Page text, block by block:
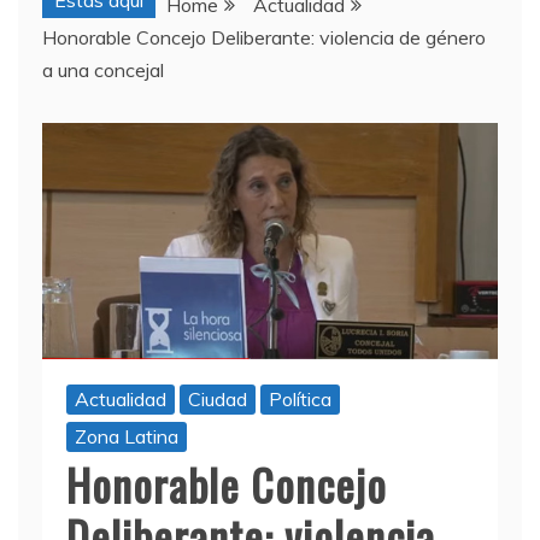
Home
Actualidad
Honorable Concejo Deliberante: violencia de género
a una concejal
Actualidad Ciudad
Política
Zona Latina
Honorable Concejo